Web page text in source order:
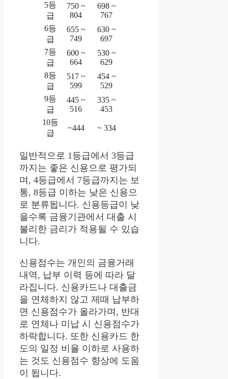
5등
급
750 ~
804
698 ~
767
6등
급
655 ~
749
630 ~
697
7등
급
600 ~
664
530 ~
629
8등
급
517 ~
599
454 ~
529
9등
급
445 ~
516
335 ~
453
10등
급
~444 ~ 334
일반적으로 1등급에서 3등급
까지는 좋은 신용으로 평가되
며, 4등급에서 7등급까지는 보
통, 8등급 이하는 낮은 신용으
로 분류됩니다. 신용등급이 낮
을수록 금융기관에서 대출 시
불리한 금리가 적용될 수 있습
니다.
신용점수는 개인의 금융거래
내역, 납부 이력 등에 따라 달
라집니다. 신용카드나 대출금
을 연체하지 않고 제때 납부하
면 신용점수가 올라가며, 반대
로 연체나 미납 시 신용점수가
하락합니다. 또한 신용카드 한
도의 일정 비율 이하로 사용하
는 것도 신용점수 향상에 도움
이 됩니다.